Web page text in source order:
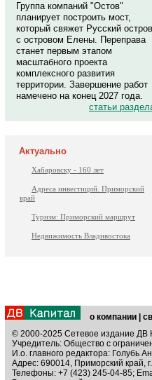
Группа компаний "Остов"
планирует построить мост,
который свяжет Русский остров
с островом Елены. Переправа
станет первым этапом
масштабного проекта
комплексного развития
территории. Завершение работ
намечено на конец 2027 года.
статьи
Актуально
Хабаровску - 160 лет
Адреса инвестиций. Приморский
край
Туризм: Приморский маршрут
Недвижимость Владивостока
о компании
© 2000-2025 Сетевое издание ДВ
Учредитель: Общество с
И.о. главного редактора: Голубь
Адрес: 690014, Приморский край,
Телефоны: +7 (423) 245-04-85;